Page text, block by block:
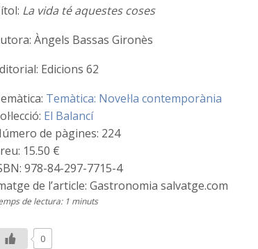
La vida té aquestes coses
Àngels Bassas Gironès
Edicions 62
Temàtica: Novel·la contemporània
El Balancí
de pàgines: 224
15.50 €
978-84-297-7715-4
de l’article: Gastronomia salvatge.com
de lectura: 1 minuts
0